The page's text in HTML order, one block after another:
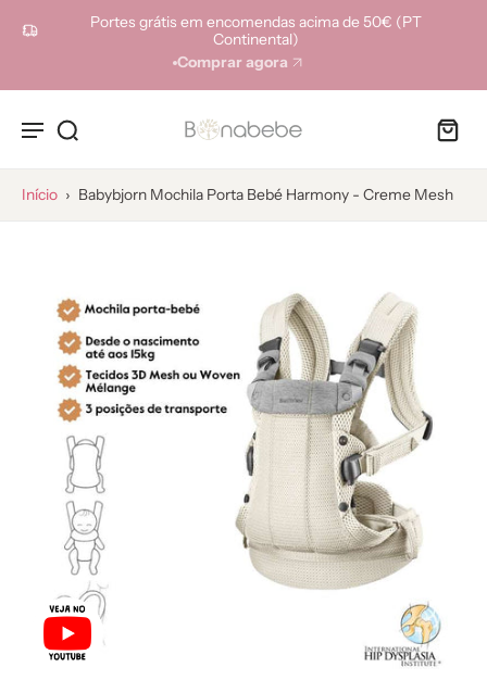
Portes grátis em encomendas acima de 50€ (PT
Continental)
Comprar agora
Início › Babybjorn Mochila Porta Bebé Harmony - Creme Mesh